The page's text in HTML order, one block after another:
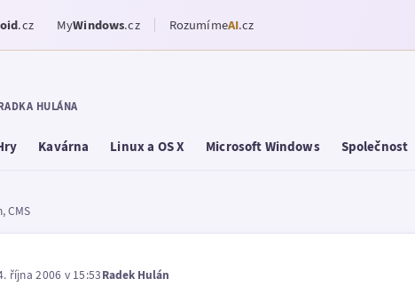
.cz MyWindows.cz RozumímeAI.cz
HULÁNA
Kavárna Linux a OS X Microsoft Windows Společnost
CMS
října 2006 v 15:53Radek Hulán